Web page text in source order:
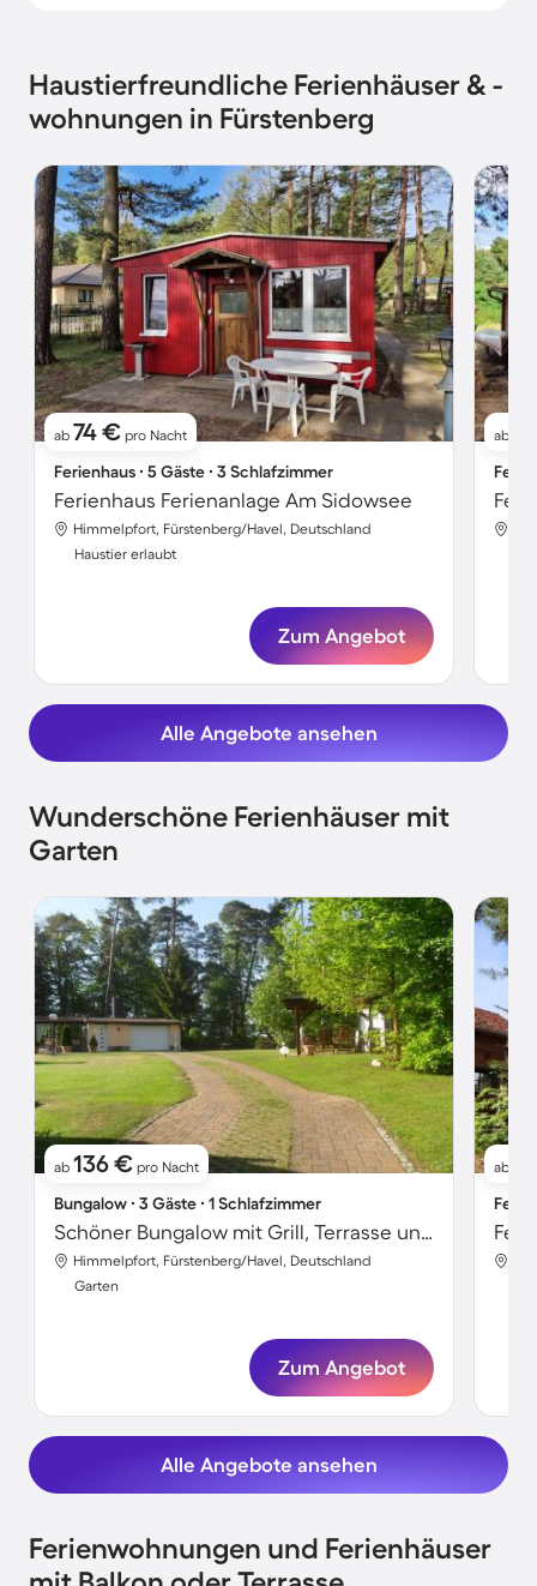
Haustierfreundliche Ferienhäuser & -
wohnungen in Fürstenberg
ab 74 € pro Nacht
Ferienhaus ∙ 5 Gäste ∙ 3 Schlafzimmer
Ferienhaus Ferienanlage Am Sidowsee
Himmelpfort, Fürstenberg/Havel, Deutschland
Haustier erlaubt
Zum Angebot
ab
Alle Angebote ansehen
Wunderschöne Ferienhäuser mit
Garten
ab 136 € pro Nacht
Bungalow ∙ 3 Gäste ∙ 1 Schlafzimmer
Schöner Bungalow mit Grill, Terrasse und Garten
Himmelpfort, Fürstenberg/Havel, Deutschland
Garten
Zum Angebot
ab
Alle Angebote ansehen
Ferienwohnungen und Ferienhäuser